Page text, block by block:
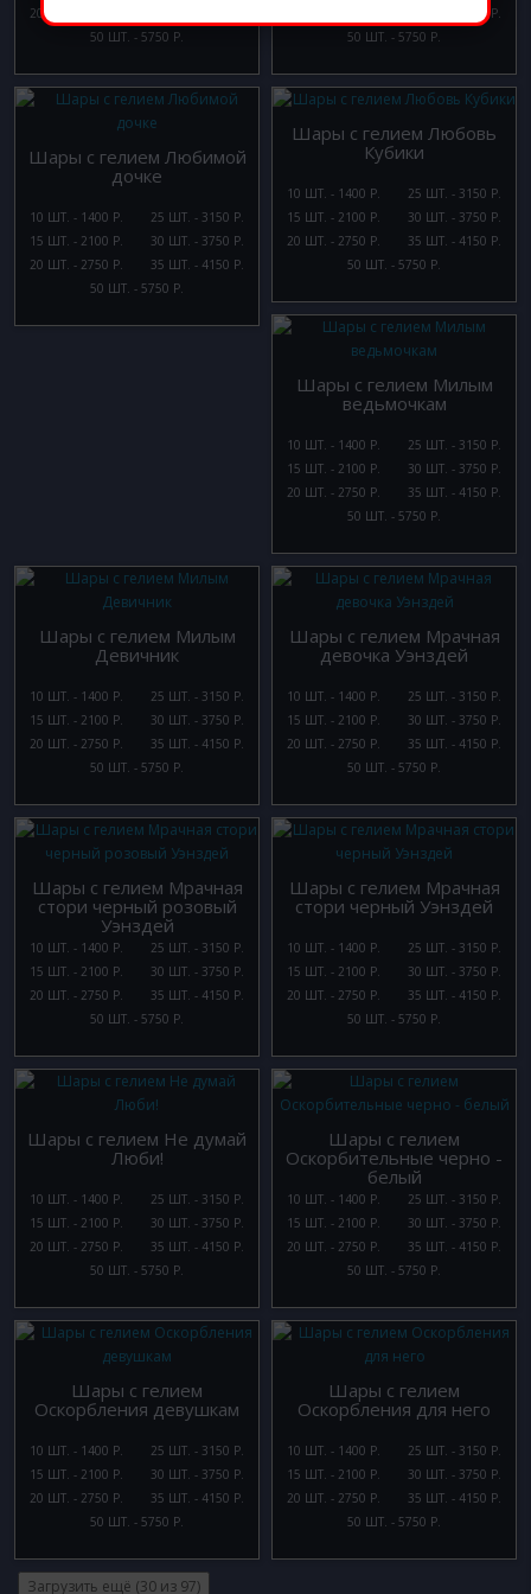
20 ШТ. - 2750 Р.
50 ШТ. - 5750 Р.
35 ШТ. - 4150 Р.
50 ШТ. - 5750 Р.
Шары с гелием Любимой
дочке
10 ШТ. - 1400 Р.
15 ШТ. - 2100 Р.
20 ШТ. - 2750 Р.
25 ШТ. - 3150 Р.
30 ШТ. - 3750 Р.
35 ШТ. - 4150 Р.
50 ШТ. - 5750 Р.
Шары с гелием Любовь
Кубики
10 ШТ. - 1400 Р.
15 ШТ. - 2100 Р.
20 ШТ. - 2750 Р.
25 ШТ. - 3150 Р.
30 ШТ. - 3750 Р.
35 ШТ. - 4150 Р.
50 ШТ. - 5750 Р.
Шары с гелием Милым
ведьмочкам
10 ШТ. - 1400 Р.
15 ШТ. - 2100 Р.
20 ШТ. - 2750 Р.
25 ШТ. - 3150 Р.
30 ШТ. - 3750 Р.
35 ШТ. - 4150 Р.
50 ШТ. - 5750 Р.
Шары с гелием Милым
Девичник
10 ШТ. - 1400 Р.
15 ШТ. - 2100 Р.
20 ШТ. - 2750 Р.
25 ШТ. - 3150 Р.
30 ШТ. - 3750 Р.
35 ШТ. - 4150 Р.
50 ШТ. - 5750 Р.
Шары с гелием Мрачная
девочка Уэнздей
10 ШТ. - 1400 Р.
15 ШТ. - 2100 Р.
20 ШТ. - 2750 Р.
25 ШТ. - 3150 Р.
30 ШТ. - 3750 Р.
35 ШТ. - 4150 Р.
50 ШТ. - 5750 Р.
Шары с гелием Мрачная
стори черный розовый
Уэнздей
10 ШТ. - 1400 Р.
15 ШТ. - 2100 Р.
20 ШТ. - 2750 Р.
25 ШТ. - 3150 Р.
30 ШТ. - 3750 Р.
35 ШТ. - 4150 Р.
50 ШТ. - 5750 Р.
Шары с гелием Мрачная
стори черный Уэнздей
10 ШТ. - 1400 Р.
15 ШТ. - 2100 Р.
20 ШТ. - 2750 Р.
25 ШТ. - 3150 Р.
30 ШТ. - 3750 Р.
35 ШТ. - 4150 Р.
50 ШТ. - 5750 Р.
Шары с гелием Не думай
Люби!
10 ШТ. - 1400 Р.
15 ШТ. - 2100 Р.
20 ШТ. - 2750 Р.
25 ШТ. - 3150 Р.
30 ШТ. - 3750 Р.
35 ШТ. - 4150 Р.
50 ШТ. - 5750 Р.
Шары с гелием
Оскорбительные черно -
белый
10 ШТ. - 1400 Р.
15 ШТ. - 2100 Р.
20 ШТ. - 2750 Р.
25 ШТ. - 3150 Р.
30 ШТ. - 3750 Р.
35 ШТ. - 4150 Р.
50 ШТ. - 5750 Р.
Шары с гелием
Оскорбления девушкам
10 ШТ. - 1400 Р.
15 ШТ. - 2100 Р.
20 ШТ. - 2750 Р.
25 ШТ. - 3150 Р.
30 ШТ. - 3750 Р.
35 ШТ. - 4150 Р.
50 ШТ. - 5750 Р.
Шары с гелием
Оскорбления для него
10 ШТ. - 1400 Р.
15 ШТ. - 2100 Р.
20 ШТ. - 2750 Р.
25 ШТ. - 3150 Р.
30 ШТ. - 3750 Р.
35 ШТ. - 4150 Р.
50 ШТ. - 5750 Р.
Загрузить ещё (30 из 97)